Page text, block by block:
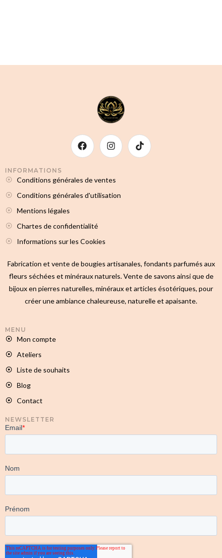
INFORMATIONS
Conditions générales de ventes
Conditions générales d'utilisation
Mentions légales
Chartes de confidentialité
Informations sur les Cookies
Fabrication et vente de bougies artisanales, fondants parfumés aux
fleurs séchées et minéraux naturels. Vente de savons ainsi que de
bijoux en pierres naturelles, minéraux et articles ésotériques, pour
créer une ambiance chaleureuse, naturelle et apaisante.
MENU
Mon compte
Ateliers
Liste de souhaits
Blog
Contact
NEWSLETTER